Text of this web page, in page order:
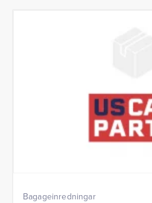
Bagageinredningar